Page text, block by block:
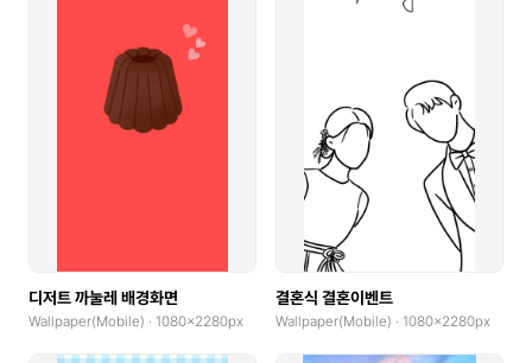
디저트 까눌레 배경화면
Wallpaper(Mobile) · 1080x2280px
결혼식 결혼이벤트
Wallpaper(Mobile) · 1080x2280px